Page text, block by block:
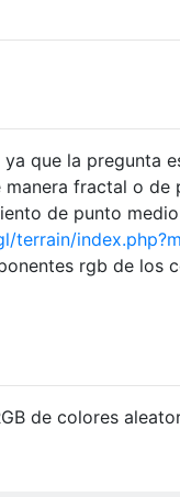
que la pregunta
fractal o
de punto
terrain/
rgb de los
de colores